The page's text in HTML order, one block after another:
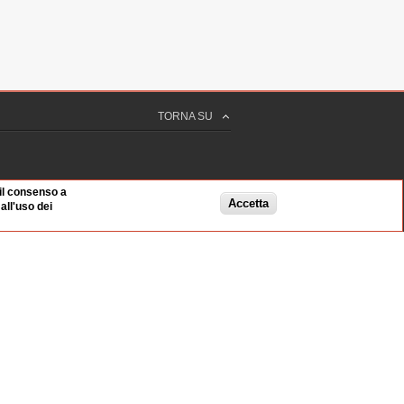
TORNA SU
consenso a
dei
Accetta